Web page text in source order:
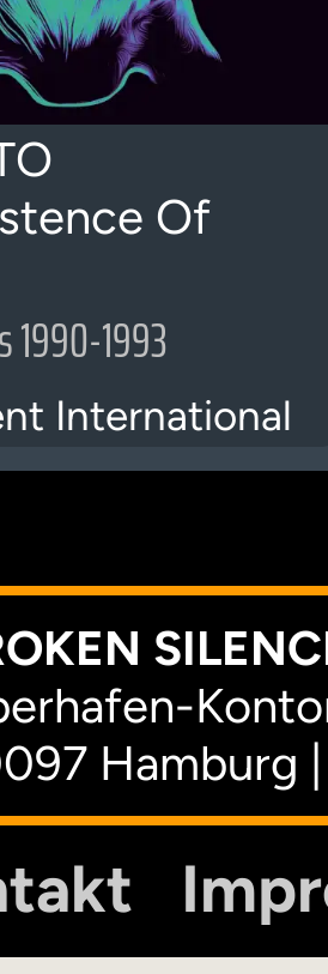
Of
1990-1993
International
Hamburg